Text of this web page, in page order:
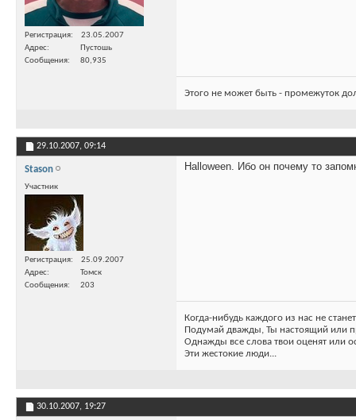
Регистрация
23.05.2007
Адрес
Пустошь
Сообщения
80,935
Этого не может быть - промежуток
29.10.2007, 09:14
Stason
Участник
Регистрация
25.09.2007
Адрес
Томск
Сообщения
203
Halloween. Ибо он почему то
Когда-нибудь каждого из нас не
Подумай дважды, Ты настоящий или
Однажды все слова твои оценят или
Эти жестокие люди...
30.10.2007, 19:27